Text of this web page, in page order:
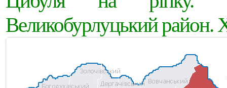
Великобурлуцький район.